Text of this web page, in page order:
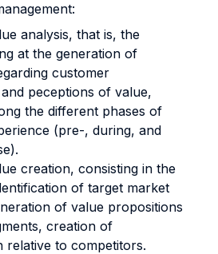
analysis, that is, the
at the generation of
customer
peceptions of value,
the different phases of
(pre-, during, and
creation, consisting in the
of target market
of value propositions
creation of
relative to competitors.